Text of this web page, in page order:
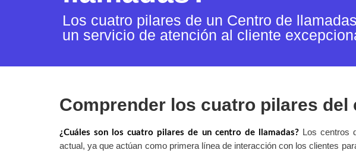
Los cuatro pilares de un Centro de
un servicio de atención al cliente
Comprender los cuatro pilares del
¿Cuáles son los cuatro pilares de un centro de llamadas? Los centros
actual, ya que actúan como primera línea de interacción con los clientes